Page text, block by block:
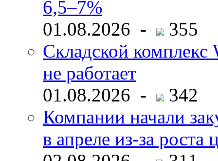
6,5–7%
01.08.2026 -
355
Складской комплекс
не работает
01.08.2026 -
342
Компании начали
в апреле из-за роста